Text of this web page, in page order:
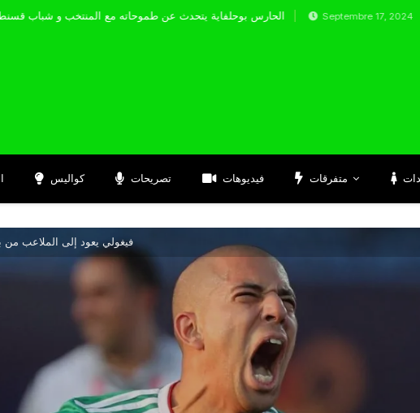
الحارس بوحلفاية يتحدث عن طموحاته مع المنتخب Septembre 17, 2024
كواليس تصريحات فيديوهات متفرقات
فيغولي يعود إلى الملاعب من